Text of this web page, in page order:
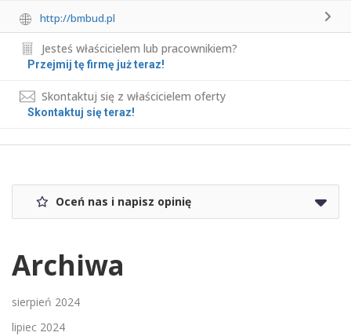
http://bmbud.pl
Jesteś właścicielem lub pracownikiem?
Przejmij tę firmę już teraz!
Skontaktuj się z właścicielem oferty
Skontaktuj się teraz!
Oceń nas i napisz opinię
Archiwa
sierpień 2024
lipiec 2024